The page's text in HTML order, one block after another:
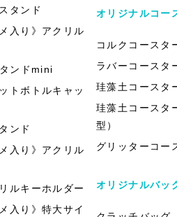
タンド
入り》アクリル
ンドmini
トボトルキャッ
ンド
入り》アクリル
ルキーホルダー
入り》特大サイ
オリジナルコー
コルクコースタ
ラバーコースタ
珪藻土コースタ
珪藻土コースタ
型）
グリッターコー
オリジナルバッ